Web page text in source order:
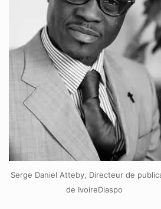
Serge Daniel Atteby, Directeur de
de IvoireDiaspo